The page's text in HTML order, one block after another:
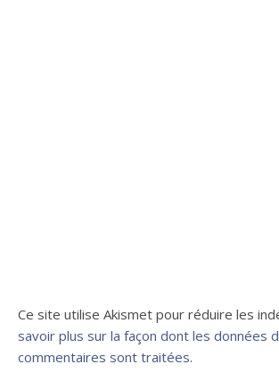
Ce site utilise Akismet pour réduire les
savoir plus sur la façon dont les données
commentaires sont traitées.